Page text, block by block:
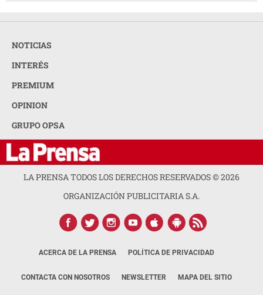
NOTICIAS
INTERÉS
PREMIUM
OPINION
GRUPO OPSA
LA PRENSA TODOS LOS DERECHOS RESERVADOS ©2026
ORGANIZACIÓN PUBLICITARIA S.A.
ACERCA DE LA PRENSA POLÍTICA DE PRIVACIDAD
CONTACTA CON NOSOTROS NEWSLETTER MAPA DEL SITIO